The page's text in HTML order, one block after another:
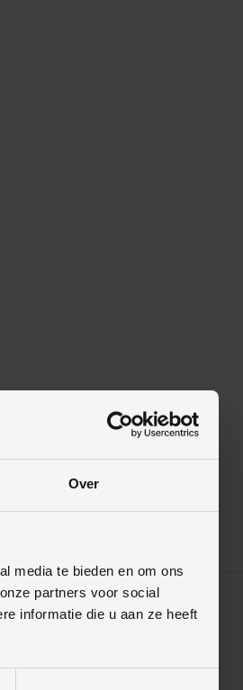
Over
media te bieden en om ons
partners voor social
informatie die u aan ze heeft